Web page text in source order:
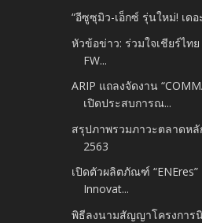
“อีซูซุมิว-เอ็กซ์ รุ่นใหม่! เด
หัวข้อข่าว: ร่วมใจเชียร์ไท
FW...
ARIP แถลงจัดงาน
เปิดประสบการณ...
สรุปภาพรวมภาวะตลาดห
2563
เปิดตัวผลิตภัณฑ์
Innovat...
พิธีลงนามสัญญาโครงการ